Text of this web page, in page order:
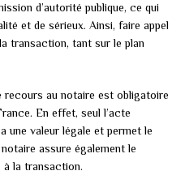
d’autorité publique, ce qui
et de sérieux. Ainsi, faire appel
transaction, tant sur le plan
au notaire est obligatoire
En effet, seul l’acte
une valeur légale et permet le
assure également le
à la transaction.